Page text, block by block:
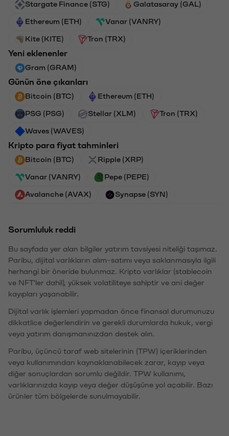
Stargate Finance (STG) Galatasaray (GAL)
Ethereum (ETH) Vanar (VANRY)
Kite (KITE) Tron (TRX)
Yeni eklenenler
Gram (GRAM)
Günün öne çıkanları
Bitcoin (BTC) Ethereum (ETH)
PSG (PSG) Stellar (XLM) Tron (TRX)
Waves (WAVES)
Kripto para fiyat tahminleri
Bitcoin (BTC) Ripple (XRP)
Vanar (VANRY) Pepe (PEPE)
Avalanche (AVAX) Synapse (SYN)
Sorumluluk reddi
Bu sayfada yer alan bilgiler yatırım tavsiyesi niteliği taşımaz.
Paribu, dijital varlıkların alım-satımı veya saklanmasıyla ilgili
herhangi bir öneride bulunmaz. Kripto varlıklar (stablecoin
ve NFT'ler dahil), yüksek volatiliteye sahiptir ve ani değer
kayıpları yaşanabilir.
Dijital varlık işlemleri yapmadan önce finansal durumunuzu
dikkatlice değerlendirin ve gerekli durumlarda hukuk, vergi
veya yatırım danışmanınızdan destek alın.
Paribu, üçüncü taraf web sitelerinin (TPW) içeriklerinden
veya kullanımından kaynaklanabilecek zarar, kayıp veya
diğer sonuçlardan sorumlu değildir. TPW kullanımı,
varlıklarınızda kayıp veya değer düşüşüne yol açabilir. Bazı
ürünler tüm bölgelerde sunulmayabilir.